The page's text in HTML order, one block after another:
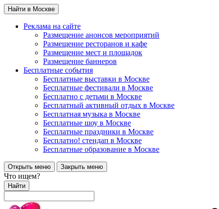
Найти в Москве
Реклама на сайте
Размещение анонсов мероприятий
Размещение ресторанов и кафе
Размещение мест и площадок
Размещение баннеров
Бесплатные события
Бесплатные выставки в Москве
Бесплатные фестивали в Москве
Бесплатно с детьми в Москве
Бесплатный активный отдых в Москве
Бесплатная музыка в Москве
Бесплатные шоу в Москве
Бесплатные праздники в Москве
Бесплатно! стендап в Москве
Бесплатные образование в Москве
Открыть меню Закрыть меню
Что ищем?
Найти